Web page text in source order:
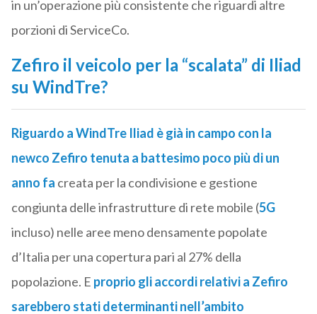
in un’operazione più consistente che riguardi altre
porzioni di ServiceCo.
Zefiro il veicolo per la “scalata” di Iliad
su WindTre?
Riguardo a WindTre Iliad è già in campo con la
newco Zefiro tenuta a battesimo poco più di un
anno fa creata per la condivisione e gestione
congiunta delle infrastrutture di rete mobile (5G
incluso) nelle aree meno densamente popolate
d’Italia per una copertura pari al 27% della
popolazione. E proprio gli accordi relativi a Zefiro
sarebbero stati determinanti nell’ambito